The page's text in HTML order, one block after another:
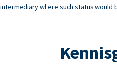
intermediary where such status